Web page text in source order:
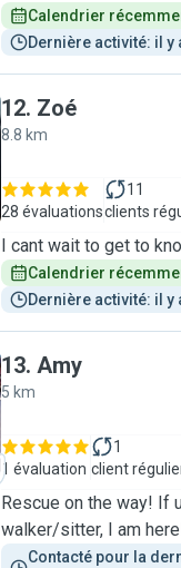
Calendrier
Dernière activité: il y
12. Zoé
8.8 km
28 évaluations
11
clients
I cant wait to get to
Calendrier
Dernière activité: il y
13. Amy
5 km
1 évaluation
1
client
Rescue on the way! If
walker/sitter, I am
Contacté pour la